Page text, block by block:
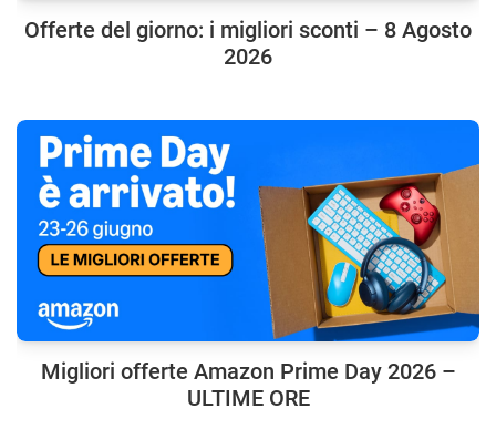
Offerte del giorno: i migliori sconti – 8 Agosto
2026
Migliori offerte Amazon Prime Day 2026 –
ULTIME ORE